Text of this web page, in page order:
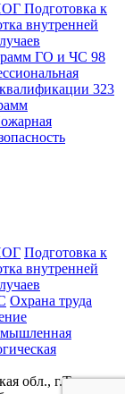
Подготовка к
внутренней
ГО и ЧС 98
323
Подготовка к
внутренней
Охрана труда
обл., г.Тула,